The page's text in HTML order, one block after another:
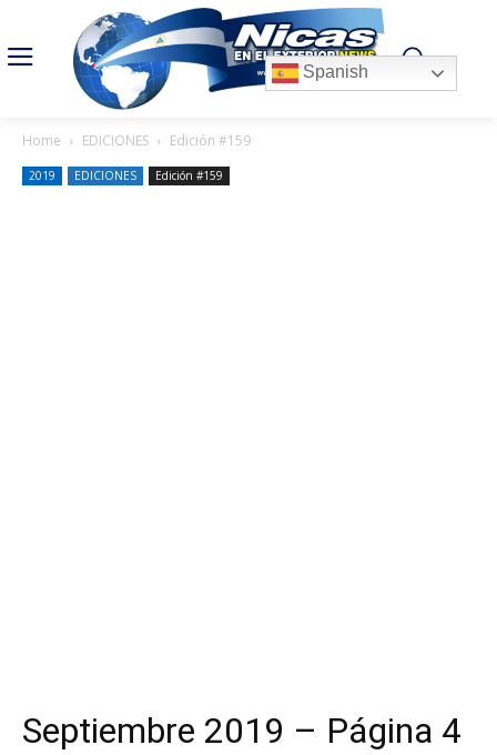
Home EDICIONES Edición #159
2019 EDICIONES Edición #159
Septiembre 2019 – Página 4
Spanish